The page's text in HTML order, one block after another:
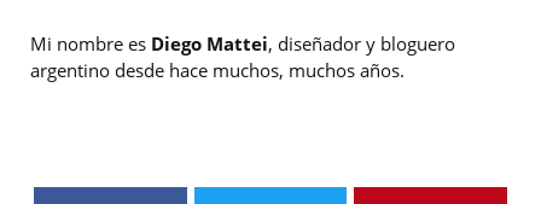
Mi nombre es Diego Mattei, diseñador y bloguero
argentino desde hace muchos, muchos años.